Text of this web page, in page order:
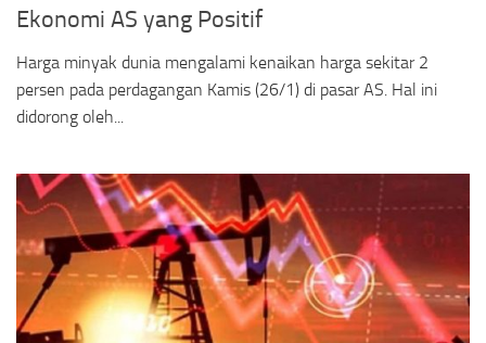
Ekonomi AS yang Positif
Harga minyak dunia mengalami kenaikan harga sekitar 2
persen pada perdagangan Kamis (26/1) di pasar AS. Hal ini
didorong oleh...